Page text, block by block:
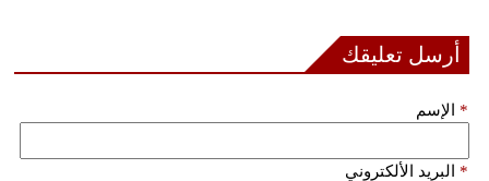
فيديو
أرسل تعليقك
الإسم *
البريد الألكتروني *